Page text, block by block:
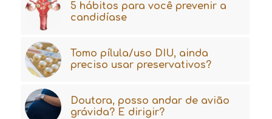
5 hábitos para você prevenir a
candidíase
Tomo pílula/uso DIU, ainda
preciso usar preservativos?
Doutora, posso andar de avião
grávida? E dirigir?